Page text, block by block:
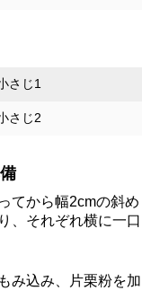
さじ1
さじ2
てから幅2cmの斜め
、それぞれ横に一口
み込み、片栗粉を加